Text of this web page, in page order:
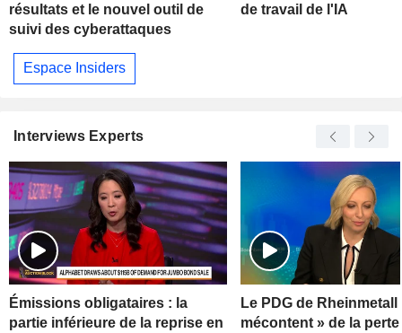
résultats et le nouvel outil de
suivi des cyberattaques
de travail de l'IA
Espace Insiders
Interviews Experts
Émissions obligataires : la
partie inférieure de la reprise en
Le PDG de
mécontent » de la